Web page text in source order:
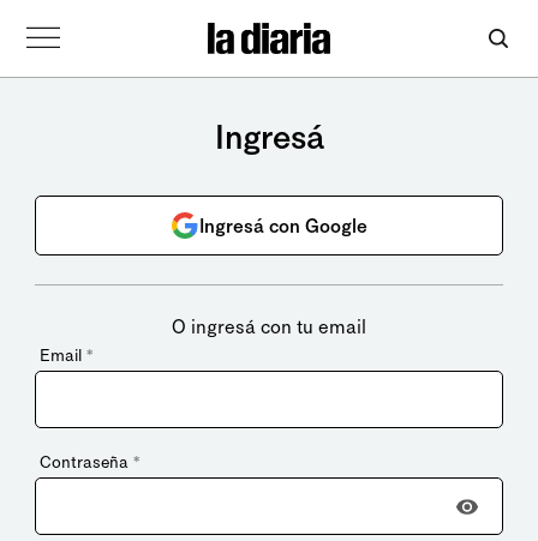
Ingresá
Ingresá con Google
O ingresá con tu email
Email *
Contraseña *